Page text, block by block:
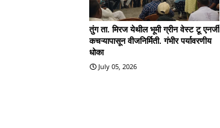
तुंग ता. मिरज येथील भूमी ग्रीन वेस्ट टू एनर्जी
कचऱ्यापासून वीजनिर्मिती. गंभीर पर्यावरणीय
धोका
July 05, 2026